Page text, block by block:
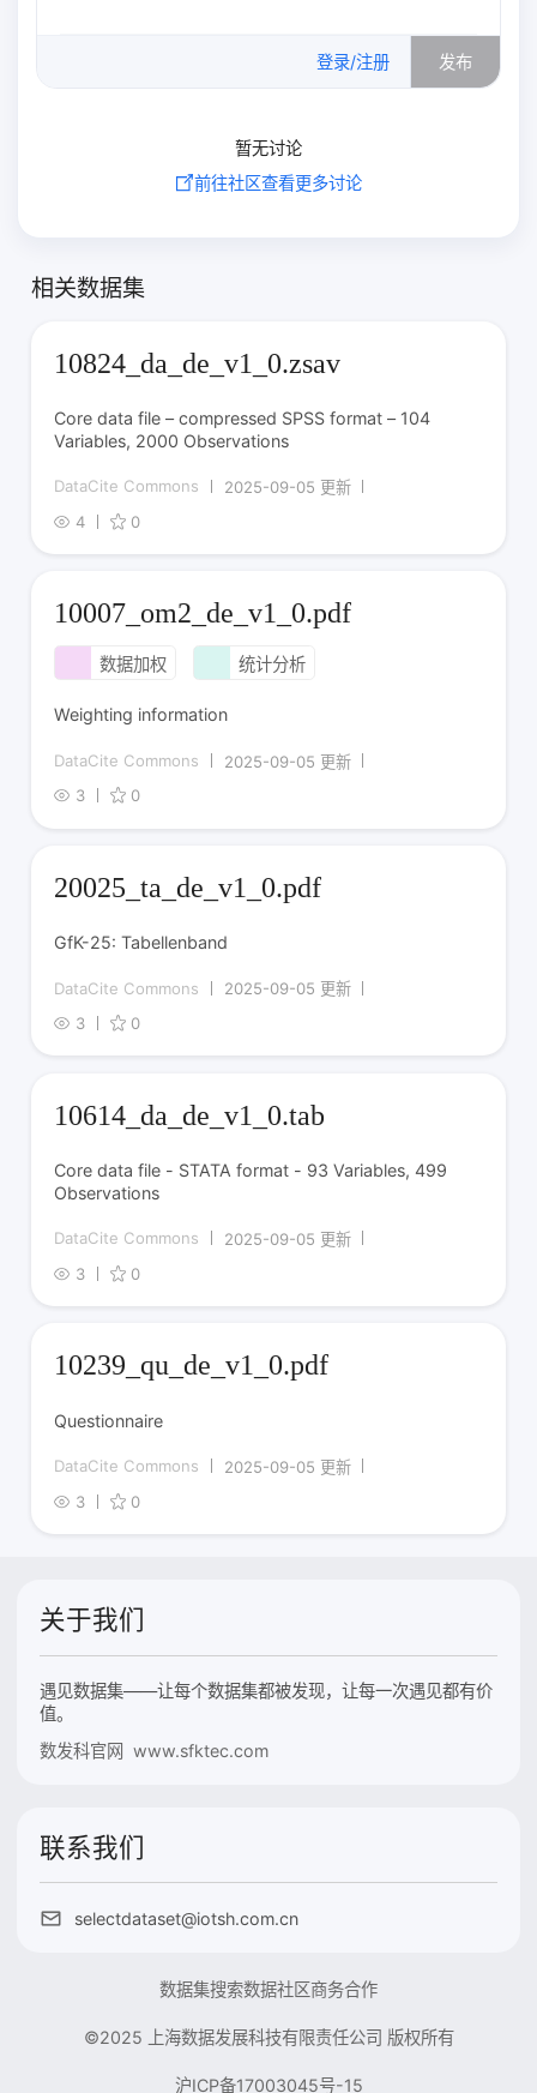
登录/注册 发布
暂无讨论
前往社区查看更多讨论
相关数据集
10824_da_de_v1_0.zsav
Core data file – compressed SPSS format – 104
Variables, 2000 Observations
DataCite Commons
2025-09-05 更新
4
0
10007_om2_de_v1_0.pdf
数据加权 统计分析
Weighting information
DataCite Commons
2025-09-05 更新
3
0
20025_ta_de_v1_0.pdf
GfK-25: Tabellenband
DataCite Commons
2025-09-05 更新
3
0
10614_da_de_v1_0.tab
Core data file - STATA format - 93 Variables, 499
Observations
DataCite Commons
2025-09-05 更新
3
0
10239_qu_de_v1_0.pdf
Questionnaire
DataCite Commons
2025-09-05 更新
3
0
关于我们
遇见数据集——让每个数据集都被发现，让每一次遇见都有价
值。
数发科官网 www.sfktec.com
联系我们
selectdataset@iotsh.com.cn
数据集搜索数据社区商务合作
©2025 上海数据发展科技有限责任公司 版权所有
沪ICP备17003045号-15